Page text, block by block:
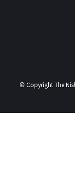
© Copyright The